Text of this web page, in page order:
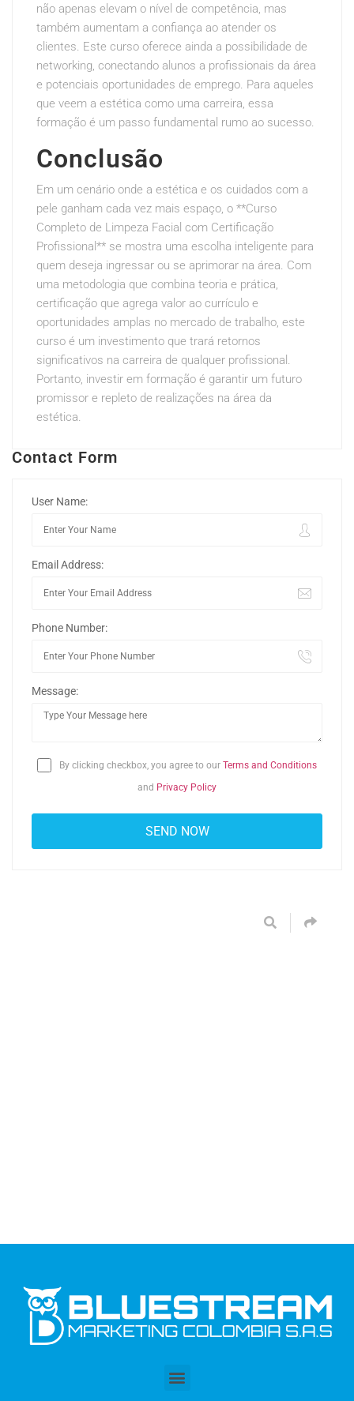
não apenas elevam o nível de competência, mas
também aumentam a confiança ao atender os
clientes. Este curso oferece ainda a possibilidade de
networking, conectando alunos a profissionais da área
e potenciais oportunidades de emprego. Para aqueles
que veem a estética como uma carreira, essa
formação é um passo fundamental rumo ao sucesso.
Conclusão
Em um cenário onde a estética e os cuidados com a
pele ganham cada vez mais espaço, o **Curso
Completo de Limpeza Facial com Certificação
Profissional** se mostra uma escolha inteligente para
quem deseja ingressar ou se aprimorar na área. Com
uma metodologia que combina teoria e prática,
certificação que agrega valor ao currículo e
oportunidades amplas no mercado de trabalho, este
curso é um investimento que trará retornos
significativos na carreira de qualquer profissional.
Portanto, investir em formação é garantir um futuro
promissor e repleto de realizações na área da
estética.
Contact Form
User Name:
Email Address:
Phone Number:
Message:
By clicking checkbox, you agree to our Terms and Conditions
and Privacy Policy